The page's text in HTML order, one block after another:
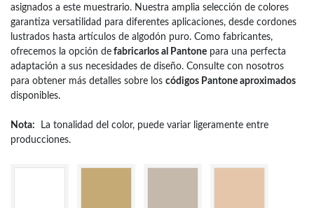
asignados a este muestrario. Nuestra amplia selección de colores
garantiza versatilidad para diferentes aplicaciones, desde cordones
lustrados hasta artículos de algodón puro. Como fabricantes,
ofrecemos la opción de fabricarlos al Pantone para una perfecta
adaptación a sus necesidades de diseño. Consulte con nosotros
para obtener más detalles sobre los códigos Pantone aproximados
disponibles.
Nota: La tonalidad del color, puede variar ligeramente entre
producciones.